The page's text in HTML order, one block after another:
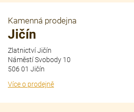
Kamenná prodejna
Jičín
Zlatnictví Jičín
Náměstí Svobody 10
506 01 Jičín
Více o prodejně